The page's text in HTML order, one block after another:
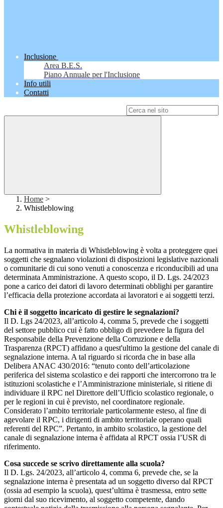
Inclusione
Area B.E.S.
Piano Annuale per l'Inclusione
Info utili
Contatti
Home >
Whistleblowing
Whistleblowing
La normativa in materia di Whistleblowing è volta a proteggere quei
soggetti che segnalano violazioni di disposizioni legislative nazionali
o comunitarie di cui sono venuti a conoscenza e riconducibili ad una
determinata Amministrazione. A questo scopo, il D. Lgs. 24/2023
pone a carico dei datori di lavoro determinati obblighi per garantire
l’efficacia della protezione accordata ai lavoratori e ai soggetti terzi.
Chi è il soggetto incaricato di gestire le segnalazioni?
Il D. Lgs 24/2023, all’articolo 4, comma 5, prevede che i soggetti
del settore pubblico cui è fatto obbligo di prevedere la figura del
Responsabile della Prevenzione della Corruzione e della
Trasparenza (RPCT) affidano a quest'ultimo la gestione del canale di
segnalazione interna. A tal riguardo si ricorda che in base alla
Delibera ANAC 430/2016: “tenuto conto dell’articolazione
periferica del sistema scolastico e dei rapporti che intercorrono tra le
istituzioni scolastiche e l’Amministrazione ministeriale, si ritiene di
individuare il RPC nel Direttore dell’Ufficio scolastico regionale, o
per le regioni in cui è previsto, nel coordinatore regionale.
Considerato l’ambito territoriale particolarmente esteso, al fine di
agevolare il RPC, i dirigenti di ambito territoriale operano quali
referenti del RPC”. Pertanto, in ambito scolastico, la gestione del
canale di segnalazione interna è affidata al RPCT ossia l’USR di
riferimento.
Cosa succede se scrivo direttamente alla scuola?
Il D. Lgs. 24/2023, all’articolo 4, comma 6, prevede che, se la
segnalazione interna è presentata ad un soggetto diverso dal RPCT
(ossia ad esempio la scuola), quest’ultima è trasmessa, entro sette
giorni dal suo ricevimento, al soggetto competente, dando